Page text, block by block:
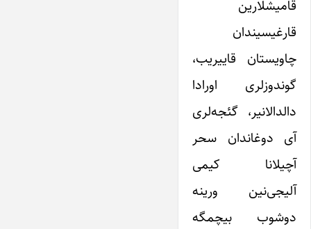
قامیشلارین
قارغیسیندان
چاویستان قاییریب،
گوندوزلری اورادا
دالدالانیر، گئجه‌لری
آی دوغاندان سحر
آچیلانا کیمی
آلیجی‌نین ورینه
دوشوب بیچمگه